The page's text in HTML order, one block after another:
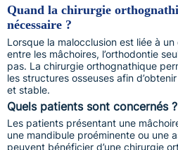
Quand la chirurgie
nécessaire ?
Lorsque la malocclusion est liée à
entre les mâchoires, l’orthodontie
pas. La chirurgie orthognathique
les structures osseuses afin
et stable.
Quels patients sont concernés ?
Les patients présentant une
une mandibule proéminente ou une
peuvent bénéficier d’une chirurgie